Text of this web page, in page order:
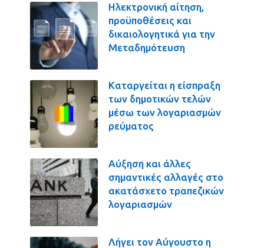
Ηλεκτρονική αίτηση,
προϋποθέσεις και
δικαιολογητικά για την
Μεταδημότευση
Καταργείται η είσπραξη
των δημοτικών τελών
μέσω των λογαριασμών
ρεύματος
Αύξηση και άλλες
σημαντικές αλλαγές στο
ακατάσχετο τραπεζικών
λογαριασμών
Λήγει τον Αύγουστο η